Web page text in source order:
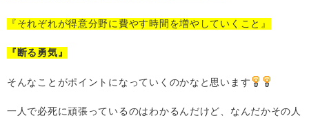
『それぞれが得意分野に費やす時間を増やしていくこと』
『断る勇気』
そんなことがポイントになっていくのかなと思います
一人で必死に頑張っているのはわかるんだけど、なんだかその人